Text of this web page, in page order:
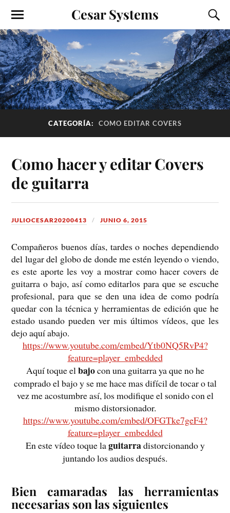
Cesar Systems
CATEGORÍA: COMO EDITAR COVERS
Como hacer y editar Covers
de guitarra
JULIOCESAR20200413 JUNIO 6, 2015
Compañeros buenos días, tardes o noches dependiendo
del lugar del globo de donde me estén leyendo o viendo,
es este aporte les voy a mostrar como hacer covers de
guitarra o bajo, así como editarlos para que se escuche
profesional, para que se den una idea de como podría
quedar con la técnica y herramientas de edición que he
estado usando pueden ver mis últimos vídeos, que les
dejo aquí abajo.
https://www.youtube.com/embed/Ytb0NQ5RvP4?
feature=player_embedded
Aquí toque elbajocon una guitarra ya que no he
comprado el bajo y se me hace mas difícil de tocar o tal
vez me acostumbre así, los modifique el sonido con el
mismo distorsionador.
https://www.youtube.com/embed/OFGTke7geF4?
feature=player_embedded
En este vídeo toque laguitarradistorcionando y
juntando los audios después.
Bien camaradas las herramientas
necesarias son las siguientes